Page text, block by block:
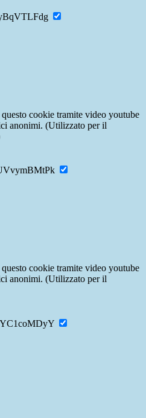
cookie tramite video youtube
anonimi. (Utilizzato per il
cookie tramite video youtube
anonimi. (Utilizzato per il